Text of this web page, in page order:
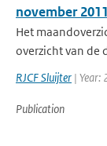
november 2011
Het
overzicht van de
RJCF Sluijter | Year:
Publication